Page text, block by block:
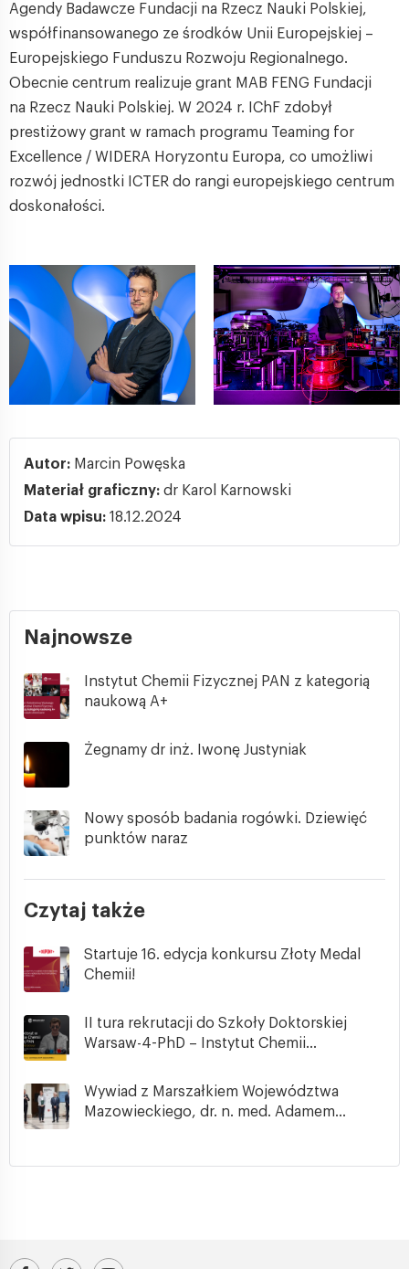
Agendy Badawcze Fundacji na Rzecz Nauki Polskiej,
współfinansowanego ze środków Unii Europejskiej –
Europejskiego Funduszu Rozwoju Regionalnego.
Obecnie centrum realizuje grant MAB FENG Fundacji
na Rzecz Nauki Polskiej. W 2024 r. IChF zdobył
prestiżowy grant w ramach programu Teaming for
Excellence / WIDERA Horyzontu Europa, co umożliwi
rozwój jednostki ICTER do rangi europejskiego centrum
doskonałości.
Autor: Marcin Powęska
Materiał graficzny: dr Karol Karnowski
Data wpisu: 18.12.2024
Najnowsze
Instytut Chemii Fizycznej PAN z kategorią
naukową A+
Żegnamy dr inż. Iwonę Justyniak
Nowy sposób badania rogówki. Dziewięć
punktów naraz
Czytaj także
Startuje 16. edycja konkursu Złoty Medal
Chemii!
II tura rekrutacji do Szkoły Doktorskiej
Warsaw-4-PhD – Instytut Chemii...
Wywiad z Marszałkiem Województwa
Mazowieckiego, dr. n. med. Adamem...